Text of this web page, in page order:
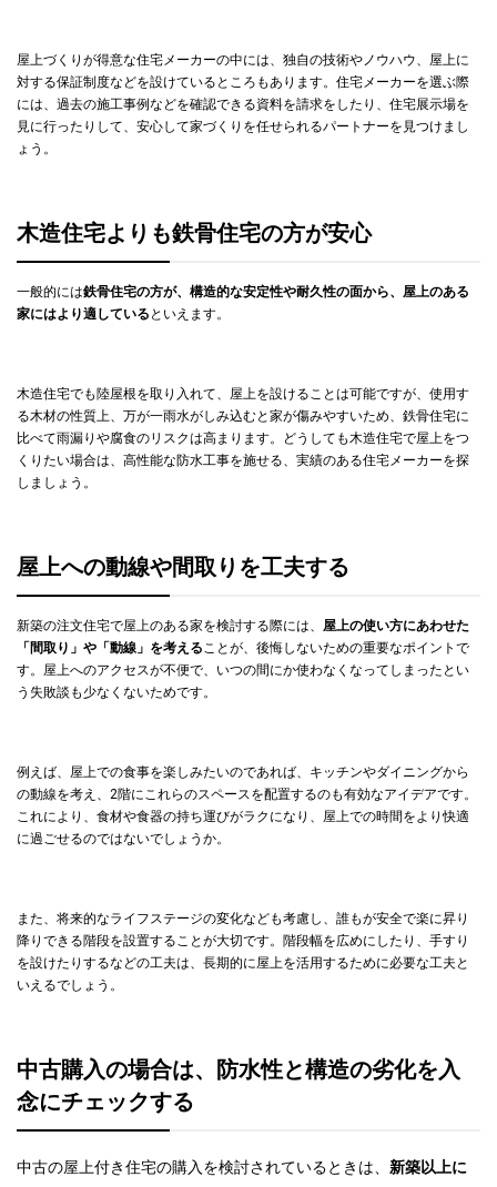
屋上づくりが得意な住宅メーカーの中には、独自の技術やノウハウ、屋上に
対する保証制度などを設けているところもあります。住宅メーカーを選ぶ際
には、過去の施工事例などを確認できる資料を請求をしたり、住宅展示場を
見に行ったりして、安心して家づくりを任せられるパートナーを見つけまし
ょう。
木造住宅よりも鉄骨住宅の方が安心
一般的には鉄骨住宅の方が、構造的な安定性や耐久性の面から、屋上のある
家にはより適している といえます。
木造住宅でも陸屋根を取り入れて、屋上を設けることは可能ですが、使用す
る木材の性質上、万が一雨水がしみ込むと家が傷みやすいため、鉄骨住宅に
比べて雨漏りや腐食のリスクは高まります。どうしても木造住宅で屋上をつ
くりたい場合は、高性能な防水工事を施せる、実績のある住宅メーカーを探
しましょう。
屋上への動線や間取りを工夫する
新築の注文住宅で屋上のある家を検討する際には、 屋上の使い方にあわせた
「間取り」や「動線」を考えることが、後悔しないための重要なポイントで
す。屋上へのアクセスが不便で、いつの間にか使わなくなってしまったとい
う失敗談も少なくないためです。
例えば、屋上での食事を楽しみたいのであれば、キッチンやダイニングから
の動線を考え、2階にこれらのスペースを配置するのも有効なアイデアです。
これにより、食材や食器の持ち運びがラクになり、屋上での時間をより快適
に過ごせるのではないでしょうか。
また、将来的なライフステージの変化なども考慮し、誰もが安全で楽に昇り
降りできる階段を設置することが大切です。階段幅を広めにしたり、手すり
を設けたりするなどの工夫は、長期的に屋上を活用するために必要な工夫と
いえるでしょう。
中古購入の場合は、防水性と構造の劣化を入
念にチェックする
中古の屋上付き住宅の購入を検討されているときは、 新築以上に